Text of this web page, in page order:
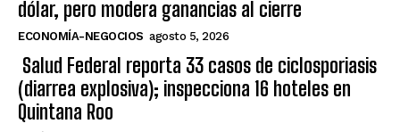
ECONOMÍA-NEGOCIOS agosto 5, 2026
Salud Federal reporta 33 casos de ciclosporiasis
(diarrea explosiva); inspecciona 16 hoteles en
Quintana Roo
PENÍNSULA agosto 5, 2026